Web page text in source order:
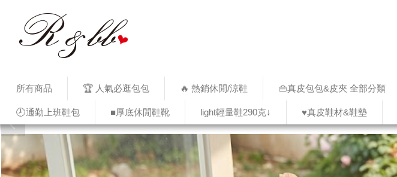
所有商品 🏆 人氣必逛包包 🔥 熱銷休閒/涼鞋 👜真皮包包&皮夾 全部分類
🕗通勤上班鞋包 ■厚底休閒鞋靴 light輕量鞋290克↓ ♥︎真皮鞋材&鞋墊